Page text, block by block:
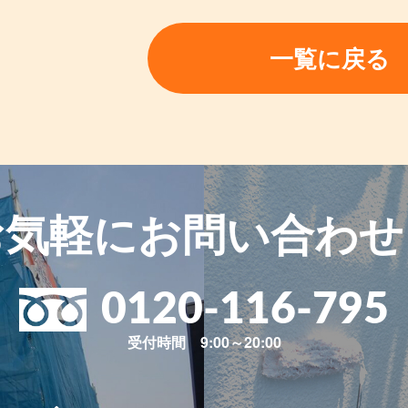
一覧に戻る
軽にお問い合わ
0120-116-795
受付時間 9:00～20:00